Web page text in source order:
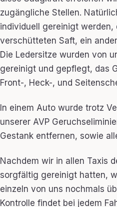
zugängliche Stellen.
individuell gereinigt werden,
verschütteten Saft, ein
Die Ledersitze wurden von
gereinigt und gepflegt, das
Front-, Heck-, und
In einem Auto wurde trotz
unserer AVP
Gestank entfernen, sowie
Nachdem wir in allen Taxis
sorgfältig gereinigt hatten,
einzeln von uns nochmals
Kontrolle findet bei jedem